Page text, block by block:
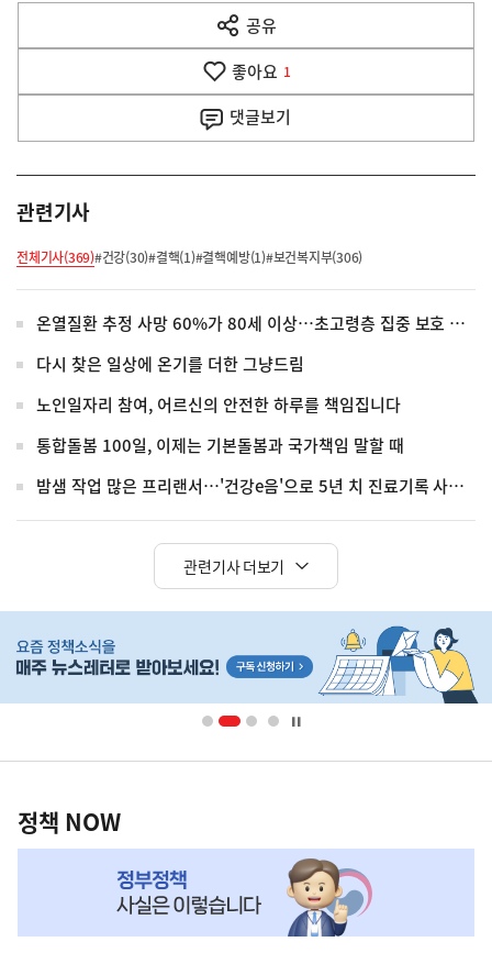
음
공유
열
기
좋아요 1
댓글보기
관련기사
전체기사(369)#건강(30)#결핵(1)#결핵예방(1)#보건복지부(306)
온열질환 추정 사망 60%가 80세 이상…초고령층 집중 보호 강화
다시 찾은 일상에 온기를 더한 그냥드림
노인일자리 참여, 어르신의 안전한 하루를 책임집니다
통합돌봄 100일, 이제는 기본돌봄과 국가책임 말할 때
밤샘 작업 많은 프리랜서…'건강e음'으로 5년 치 진료기록 사실 확인
관련기사 더보기
단
영
책
NOW,
정책 NOW